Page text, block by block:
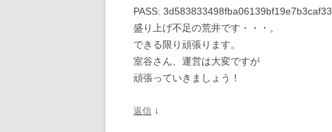
PASS: 3d583833498fba06139bf19e7b3caf33
盛り上げ不足の荒井です・・・。
できる限り頑張ります。
室谷さん、運営は大変ですが
頑張っていきましょう！
返信 ↓